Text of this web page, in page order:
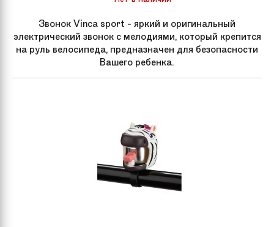
Звонок Vinca sport - яркий и оригинальный
электрический звонок с мелодиями, который крепится
на руль велосипеда, предназначен для безопасности
Вашего ребенка.